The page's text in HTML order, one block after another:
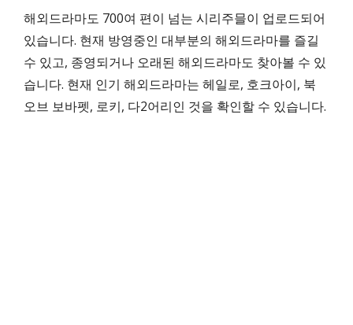
해외드라마도 700여 편이 넘는 시리주믈이 업로드되어
있습니다. 현재 방영중인 대부분의 해외드라마를 즐길
수 있고, 종영되거나 오래된 해외드라마도 찾아볼 수 있
습니다. 현재 인기 해외드라마는 헤일로, 호크아이, 북
오브 보바펫, 로키, 다2어리인 것을 확인할 수 있습니다.